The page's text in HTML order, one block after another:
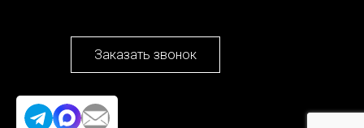
Заказать звонок